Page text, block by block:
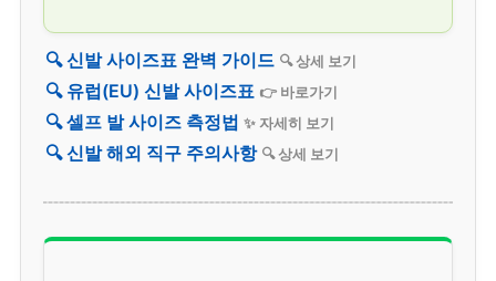
🔍 신발 사이즈표 완벽 가이드 🔍 상세 보기
🔍 유럽(EU) 신발 사이즈표 👉 바로가기
🔍 셀프 발 사이즈 측정법 ✨ 자세히 보기
🔍 신발 해외 직구 주의사항 🔍 상세 보기